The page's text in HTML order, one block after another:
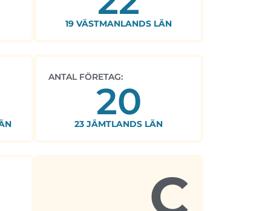
19 VÄSTMANLANDS LÄN
ANTAL FÖRETAG:
20
23 JÄMTLANDS LÄN
C